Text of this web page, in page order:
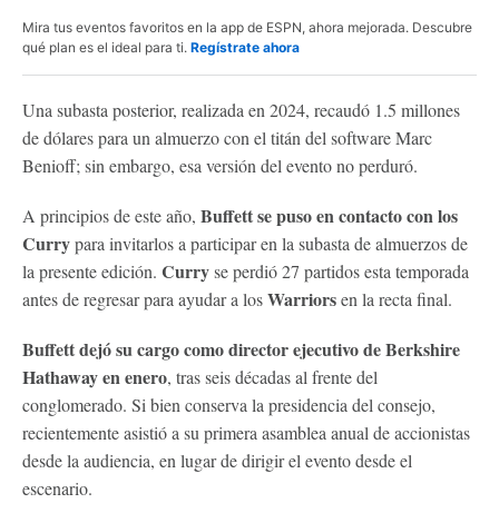
Mira tus eventos favoritos en la app de ESPN, ahora mejorada. Descubre
qué plan es el ideal para ti. Regístrate ahora
Una subasta posterior, realizada en 2024, recaudó 1.5 millones
de dólares para un almuerzo con el titán del software Marc
Benioff; sin embargo, esa versión del evento no perduró.
A principios de este año, Buffett se puso en contacto con los
Currypara invitarlos a participar en la subasta de almuerzos de
la presente edición. Curryse perdió 27 partidos esta temporada
antes de regresar para ayudar a losWarriorsen la recta final.
Buffettdejó su cargo como director ejecutivo de Berkshire
Hathaway en enero, tras seis décadas al frente del
conglomerado. Si bien conserva la presidencia del consejo,
recientemente asistió a su primera asamblea anual de accionistas
desde la audiencia, en lugar de dirigir el evento desde el
escenario.